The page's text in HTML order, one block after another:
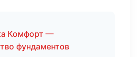
Комфорт —
фундаментов